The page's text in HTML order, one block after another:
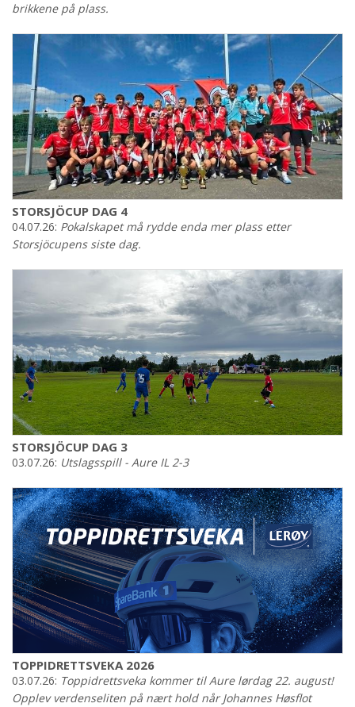
brikkene på plass.
STORSJÖCUP DAG 4
04.07.26: Pokalskapet må rydde enda mer plass etter
Storsjöcupens siste dag.
STORSJÖCUP DAG 3
03.07.26: Utslagsspill - Aure IL 2-3
TOPPIDRETTSVEKA 2026
03.07.26: Toppidrettsveka kommer til Aure lørdag 22. august!
Opplev verdenseliten på nært hold når Johannes Høsflot